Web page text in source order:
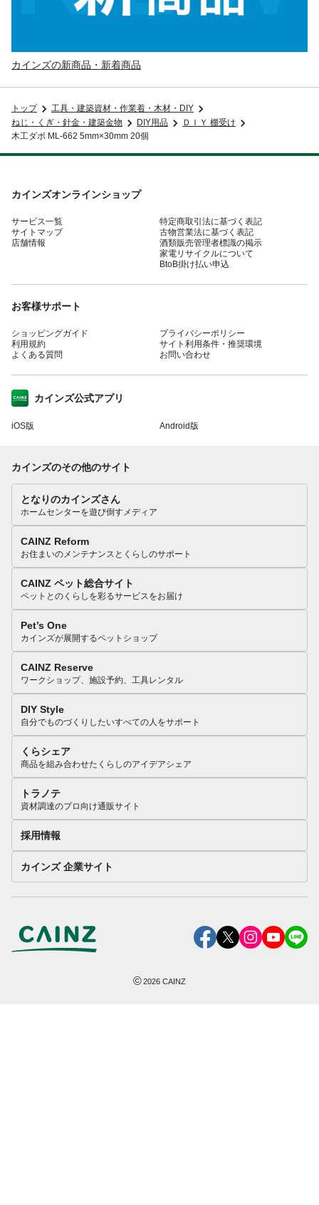
カインズの新商品・新着商品
トップ
工具・建築資材・作業着・木材・DIY
ねじ・くぎ・針金・建築金物
DIY用品
ＤＩＹ 棚受け
木工ダボ ML-662 5mm×30mm 20個
カインズオンラインショップ
サービス一覧
サイトマップ
店舗情報
特定商取引法に基づく表記
古物営業法に基づく表記
酒類販売管理者標識の掲示
家電リサイクルについて
BtoB掛け払い申込
お客様サポート
ショッピングガイド
利用規約
よくある質問
プライバシーポリシー
サイト利用条件・推奨環境
お問い合わせ
カインズ公式アプリ
iOS版 Android版
カインズのその他のサイト
となりのカインズさん
ホームセンターを遊び倒すメディア
CAINZ Reform
お住まいのメンテナンスとくらしのサポート
CAINZ ペット総合サイト
ペットとのくらしを彩るサービスをお届け
Pet’s One
カインズが展開するペットショップ
CAINZ Reserve
ワークショップ、施設予約、工具レンタル
DIY Style
自分でものづくりしたいすべての人をサポート
くらシェア
商品を組み合わせたくらしのアイデアシェア
トラノテ
資材調達のプロ向け通販サイト
採用情報
カインズ 企業サイト
©2026 CAINZ